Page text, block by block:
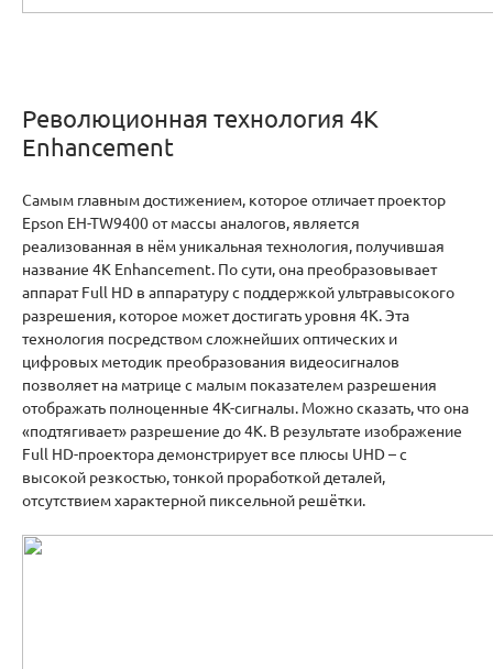
Революционная технология 4K
Enhancement
Самым главным достижением, которое отличает проектор
Epson EH-TW9400 от массы аналогов, является
реализованная в нём уникальная технология, получившая
название 4K Enhancement. По сути, она преобразовывает
аппарат Full HD в аппаратуру с поддержкой ультравысокого
разрешения, которое может достигать уровня 4К. Эта
технология посредством сложнейших оптических и
цифровых методик преобразования видеосигналов
позволяет на матрице с малым показателем разрешения
отображать полноценные 4К-сигналы. Можно сказать, что она
«подтягивает» разрешение до 4К. В результате изображение
Full HD-проектора демонстрирует все плюсы UHD – с
высокой резкостью, тонкой проработкой деталей,
отсутствием характерной пиксельной решётки.